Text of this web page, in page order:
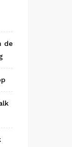
de